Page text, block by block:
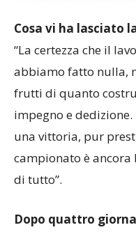
Cosa vi ha lasciato
“La certezza che il
abbiamo fatto nulla,
frutti di quanto
impegno e
una vittoria, pur
campionato è ancora
di tutto”.
Dopo quattro